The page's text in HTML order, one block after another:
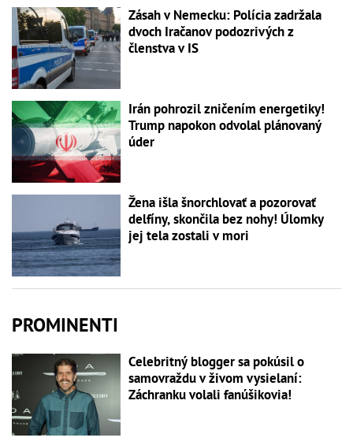
Zásah v Nemecku: Polícia zadržala
dvoch Iračanov podozrivých z
členstva v IS
Irán pohrozil zničením energetiky!
Trump napokon odvolal plánovaný
úder
Žena išla šnorchlovať a pozorovať
delfíny, skončila bez nohy! Úlomky
jej tela zostali v mori
PROMINENTI
Celebritný blogger sa pokúsil o
samovraždu v živom vysielaní:
Záchranku volali fanúšikovia!